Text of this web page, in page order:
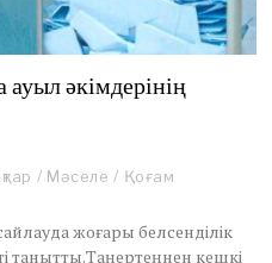
әкімдерінің
/ Мәселе / Қоғам
жоғары белсенділік
танытты.Таңертеңнен кешкі